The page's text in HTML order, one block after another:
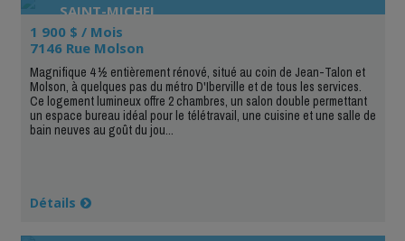
SAINT-MICHEL
1 900 $ / Mois
7146 Rue Molson
Magnifique 4 ½ entièrement rénové, situé au coin de Jean-Talon et
Molson, à quelques pas du métro D'Iberville et de tous les services.
Ce logement lumineux offre 2 chambres, un salon double permettant
un espace bureau idéal pour le télétravail, une cuisine et une salle de
bain neuves au goût du jou...
Détails